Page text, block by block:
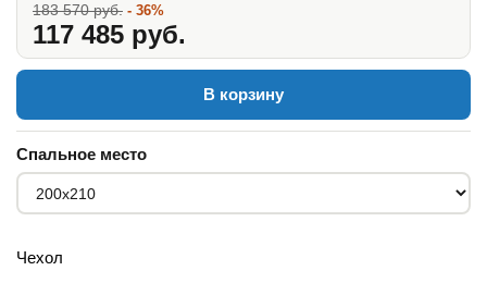
183 570 руб. - 36%
117 485 руб.
В корзину
Спальное место
Чехол